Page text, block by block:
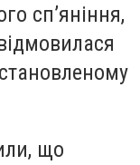
сп’яніння,
що